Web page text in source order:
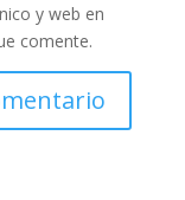
y web en
comente.